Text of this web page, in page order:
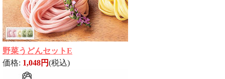
野菜うどんセットE
価格: 1,048円(税込)